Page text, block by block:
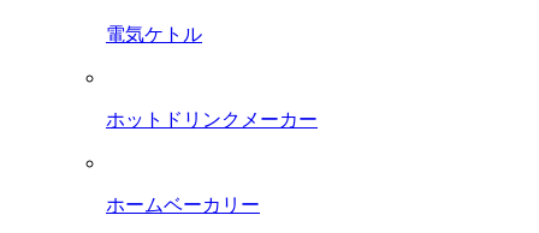
電気ケトル
ホットドリンクメーカー
ホームベーカリー